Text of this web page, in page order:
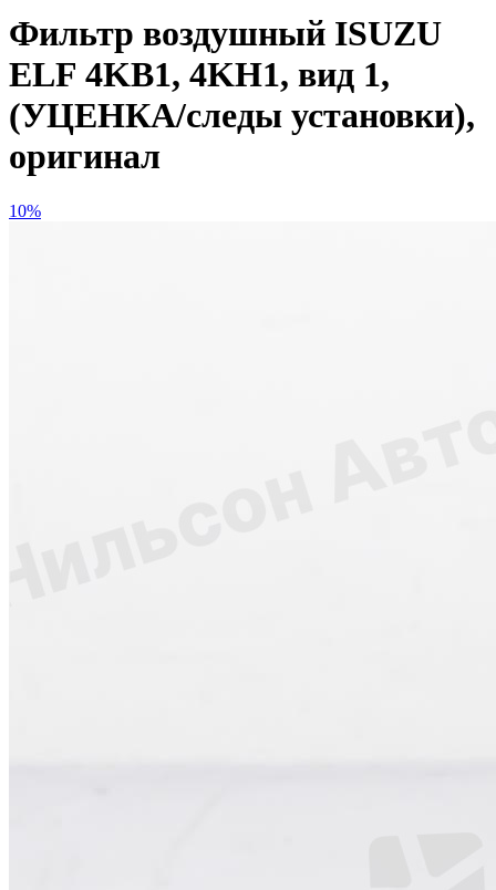
Фильтр воздушный ISUZU
ELF 4KB1, 4KH1, вид 1,
(УЦЕНКА/следы установки),
оригинал
10%